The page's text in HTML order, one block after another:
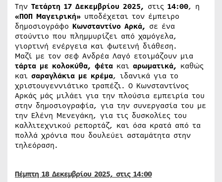
Την Τετάρτη 17 Δεκεμβρίου 2025, στις 14:00, η
«ΠΟΠ Μαγειρική» υποδέχεται τον έμπειρο
δημοσιογράφο Κωνσταντίνο Αρκά, σε ένα
στούντιο που πλημμυρίζει από χαμόγελα,
γιορτινή ενέργεια και φωτεινή διάθεση.
Μαζί με τον σεφ Ανδρέα Λαγό ετοιμάζουν μια
τάρτα με κολοκύθα, φέτα και αρωματικά, καθώς
και σαραγλάκια με κρέμα, ιδανικά για το
χριστουγεννιάτικο τραπέζι. Ο Κωνσταντίνος
Αρκάς μάς μιλάει για την πλούσια εμπειρία του
στην δημοσιογραφία, για την συνεργασία του με
την Ελένη Μενεγάκη, για τις δυσκολίες του
καλλιτεχνικού ρεπορτάζ, και όσα κρατά από τα
πολλά χρόνια που δουλεύει ασταμάτητα στην
τηλεόραση.
Πέμπτη 18 Δεκεμβρίου 2025, στις 14:00